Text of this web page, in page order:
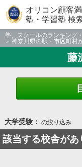
オリコン顧客
塾・学習塾 検
塾、スクールのランキング
神奈川県の駅・市区町村
藤
大学受験： の絞り込み
該当する校舎があ